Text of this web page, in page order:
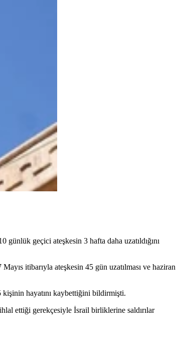
geçici ateşkesin 3 hafta daha uzatıldığını
itibarıyla ateşkesin 45 gün uzatılması ve haziran
kişinin hayatını kaybettiğini bildirmişti.
ettiği gerekçesiyle İsrail birliklerine saldırılar